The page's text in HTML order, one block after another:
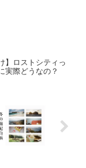
】ロストシティっ
実際どうなの？